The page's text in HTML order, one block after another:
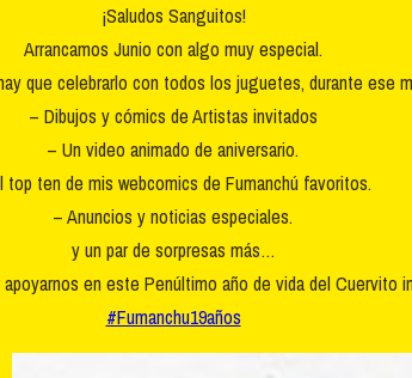
¡Saludos Sanguitos!
Arrancamos Junio con algo muy especial.
que celebrarlo con todos los juguetes, durante ese
– Dibujos y cómics de Artistas invitados
– Un video animado de aniversario.
top ten de mis webcomics de Fumanchú favoritos.
– Anuncios y noticias especiales.
y un par de sorpresas más…
apoyarnos en este Penúltimo año de vida del Cuervito
#Fumanchu19años